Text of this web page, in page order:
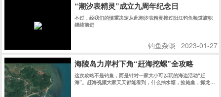
“潮汐表精灵”成立九周年纪念日
不过，经我们的慎重决定从此潮汐表精灵接过阳江钓鱼频道旗帜
继续前进
钓鱼杂谈 2023-01-27
海陵岛力岸村下角“赶海挖螺”全攻略
这次攻略不是钓鱼，而是针对一家大小可以玩的海边活动“赶
海”。赶海视频大家天天都能看到，什么抽水塘，捡鲍鱼，抓龙虾